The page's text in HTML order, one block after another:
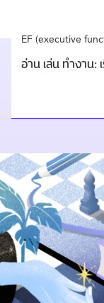
EF (executive
อ่าน เล่น ทำงาน: